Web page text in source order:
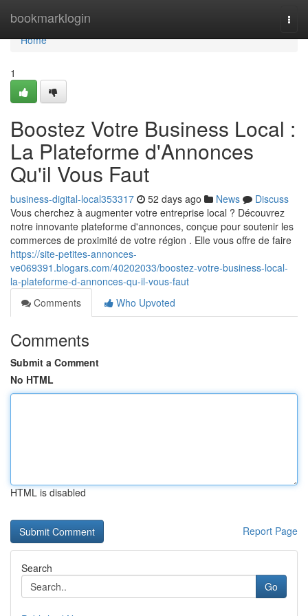
bookmarklogin
Home
Home
1
Boostez Votre Business Local :
La Plateforme d'Annonces
Qu'il Vous Faut
business-digital-local353317 52 days ago News
Discuss
Vous cherchez à augmenter votre entreprise local ? Découvrez
notre innovante plateforme d'annonces, conçue pour soutenir les
commerces de proximité de votre région . Elle vous offre de faire
https://site-petites-annonces-
ve069391.blogars.com/40202033/boostez-votre-business-local-
la-plateforme-d-annonces-qu-il-vous-faut
Comments
Who Upvoted
Comments
Submit a Comment
No HTML
HTML is disabled
Report Page
Search
Go